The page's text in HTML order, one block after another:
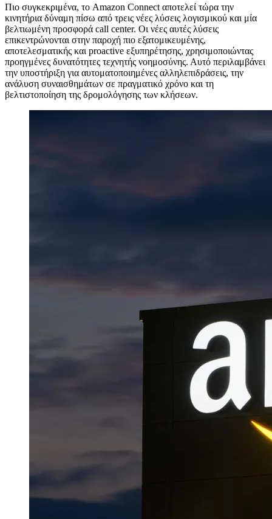
Πιο συγκεκριμένα, το Amazon Connect αποτελεί τώρα την
κινητήρια δύναμη πίσω από τρεις νέες λύσεις λογισμικού και μία
βελτιωμένη προσφορά call center. Οι νέες αυτές λύσεις
επικεντρώνονται στην παροχή πιο εξατομικευμένης,
αποτελεσματικής και proactive εξυπηρέτησης, χρησιμοποιώντας
προηγμένες δυνατότητες τεχνητής νοημοσύνης. Αυτό περιλαμβάνει
την υποστήριξη για αυτοματοποιημένες αλληλεπιδράσεις, την
ανάλυση συναισθημάτων σε πραγματικό χρόνο και τη
βελτιστοποίηση της δρομολόγησης των κλήσεων.